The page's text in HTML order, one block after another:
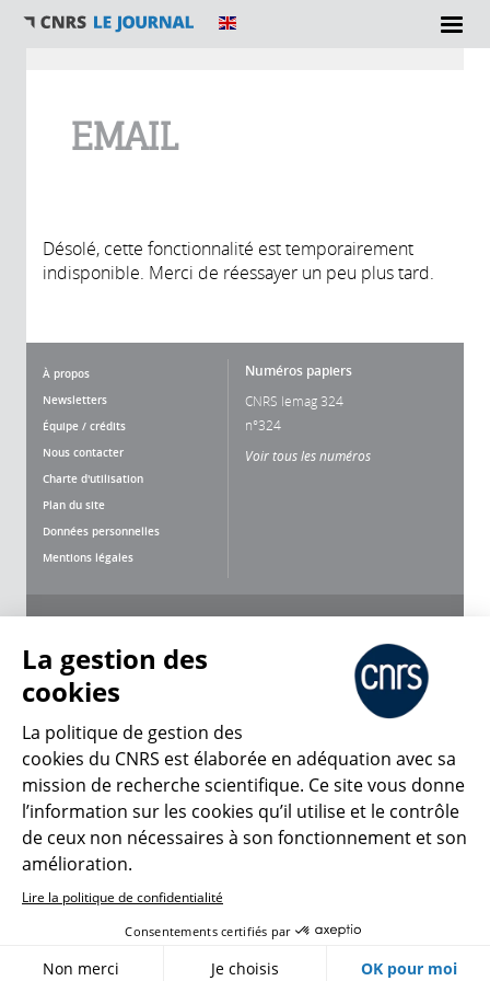
EMAIL
Désolé, cette fonctionnalité est temporairement
indisponible. Merci de réessayer un peu plus tard.
À propos
Newsletters
Équipe / crédits
Nous contacter
Charte d'utilisation
Plan du site
Données personnelles
Mentions légales
Numéros papiers
CNRS lemag 324
n°324
Voir tous les numéros
CNRS Le Mag
© 2026, CNRS
Créer un compte Se connecter
Gestion des cookies
La gestion des
cookies
La politique de gestion des
cookies du CNRS est élaborée en adéquation avec sa
mission de recherche scientifique. Ce site vous donne
l’information sur les cookies qu’il utilise et le contrôle
de ceux non nécessaires à son fonctionnement et son
amélioration.
Lire la politique de confidentialité
Consentements certifiés par
Non merci Je choisis OK pour moi